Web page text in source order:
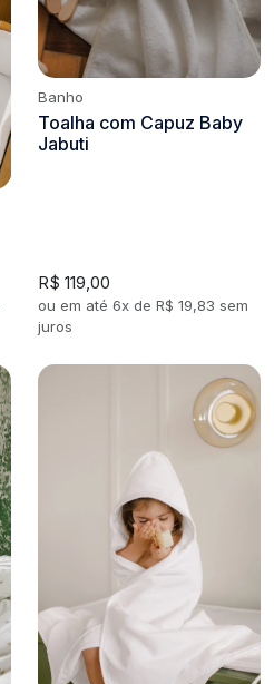
Banho
Toalha com Capuz Baby
Jabuti
R$ 119,00
ou em até 6x de R$ 19,83 sem
juros